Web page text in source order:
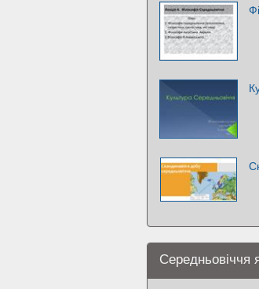
Середньовіччя